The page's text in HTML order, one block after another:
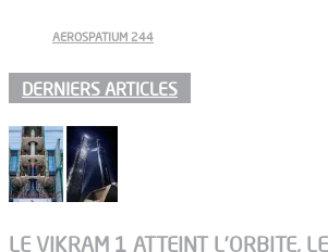
AEROSPATIUM 244
DERNIERS ARTICLES
LE VIKRAM 1 ATTEINT L’ORBITE,